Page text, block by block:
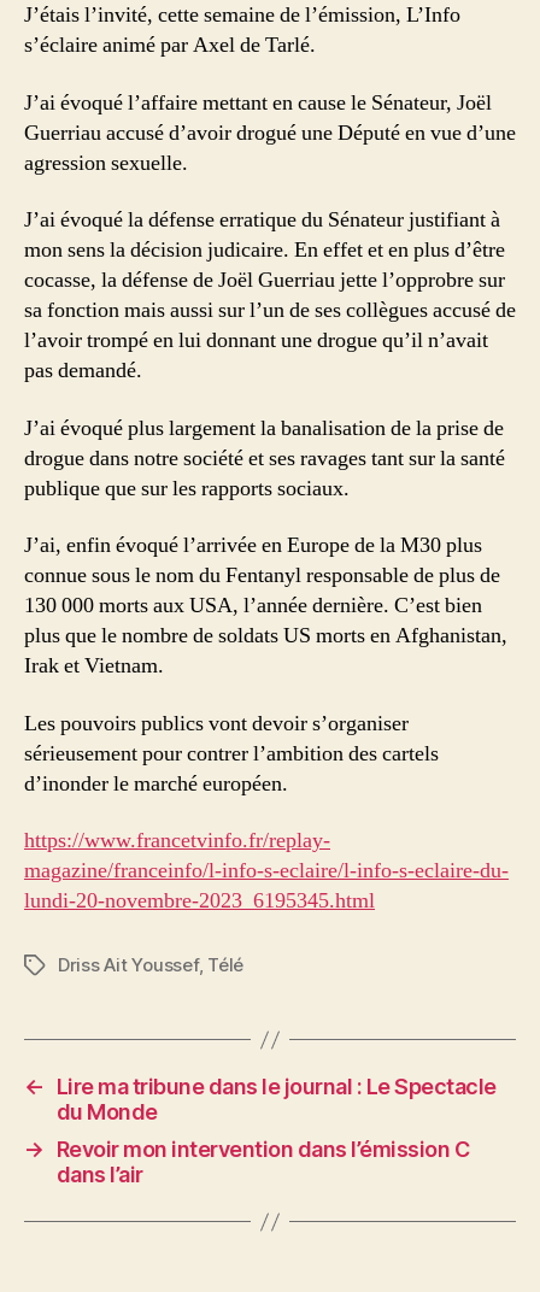
J’étais l’invité, cette semaine de l’émission, L’Info
s’éclaire animé par Axel de Tarlé.
J’ai évoqué l’affaire mettant en cause le Sénateur, Joël
Guerriau accusé d’avoir drogué une Député en vue d’une
agression sexuelle.
J’ai évoqué la défense erratique du Sénateur justifiant à
mon sens la décision judicaire. En effet et en plus d’être
cocasse, la défense de Joël Guerriau jette l’opprobre sur
sa fonction mais aussi sur l’un de ses collègues accusé de
l’avoir trompé en lui donnant une drogue qu’il n’avait
pas demandé.
J’ai évoqué plus largement la banalisation de la prise de
drogue dans notre société et ses ravages tant sur la santé
publique que sur les rapports sociaux.
J’ai, enfin évoqué l’arrivée en Europe de la M30 plus
connue sous le nom du Fentanyl responsable de plus de
130 000 morts aux USA, l’année dernière. C’est bien
plus que le nombre de soldats US morts en Afghanistan,
Irak et Vietnam.
Les pouvoirs publics vont devoir s’organiser
sérieusement pour contrer l’ambition des cartels
d’inonder le marché européen.
https://www.francetvinfo.fr/replay-
magazine/franceinfo/l-info-s-eclaire/l-info-s-eclaire-du-
lundi-20-novembre-2023_6195345.html
Étiquettes
Driss Ait Youssef, Télé
←
Lire ma tribune dans le journal : Le Spectacle
du Monde
→
Revoir mon intervention dans l’émission C
dans l’air